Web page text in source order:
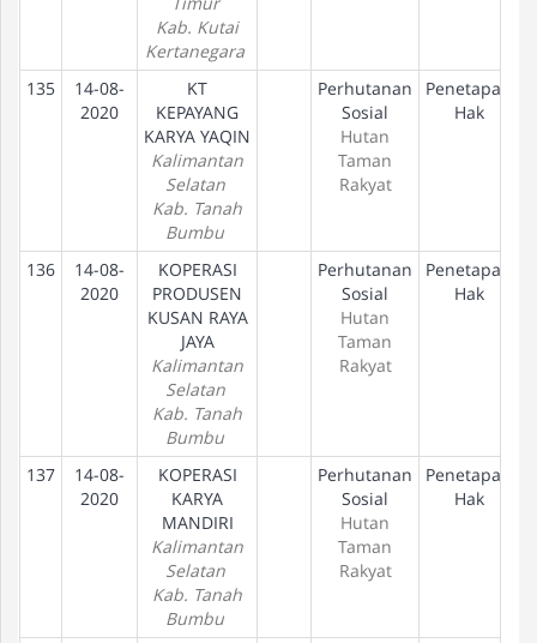
Kab. Kutai
Kertanegara
135
14-08-
2020
KT
KEPAYANG
KARYA YAQIN
Kalimantan
Selatan
Kab. Tanah
Bumbu
Perhutanan
Sosial
Hutan
Taman
Rakyat
Penetapan
Hak
136
14-08-
2020
KOPERASI
PRODUSEN
KUSAN RAYA
JAYA
Kalimantan
Selatan
Kab. Tanah
Bumbu
Perhutanan
Sosial
Hutan
Taman
Rakyat
Penetapan
Hak
137
14-08-
2020
KOPERASI
KARYA
MANDIRI
Kalimantan
Selatan
Kab. Tanah
Bumbu
Perhutanan
Sosial
Hutan
Taman
Rakyat
Penetapan
Hak